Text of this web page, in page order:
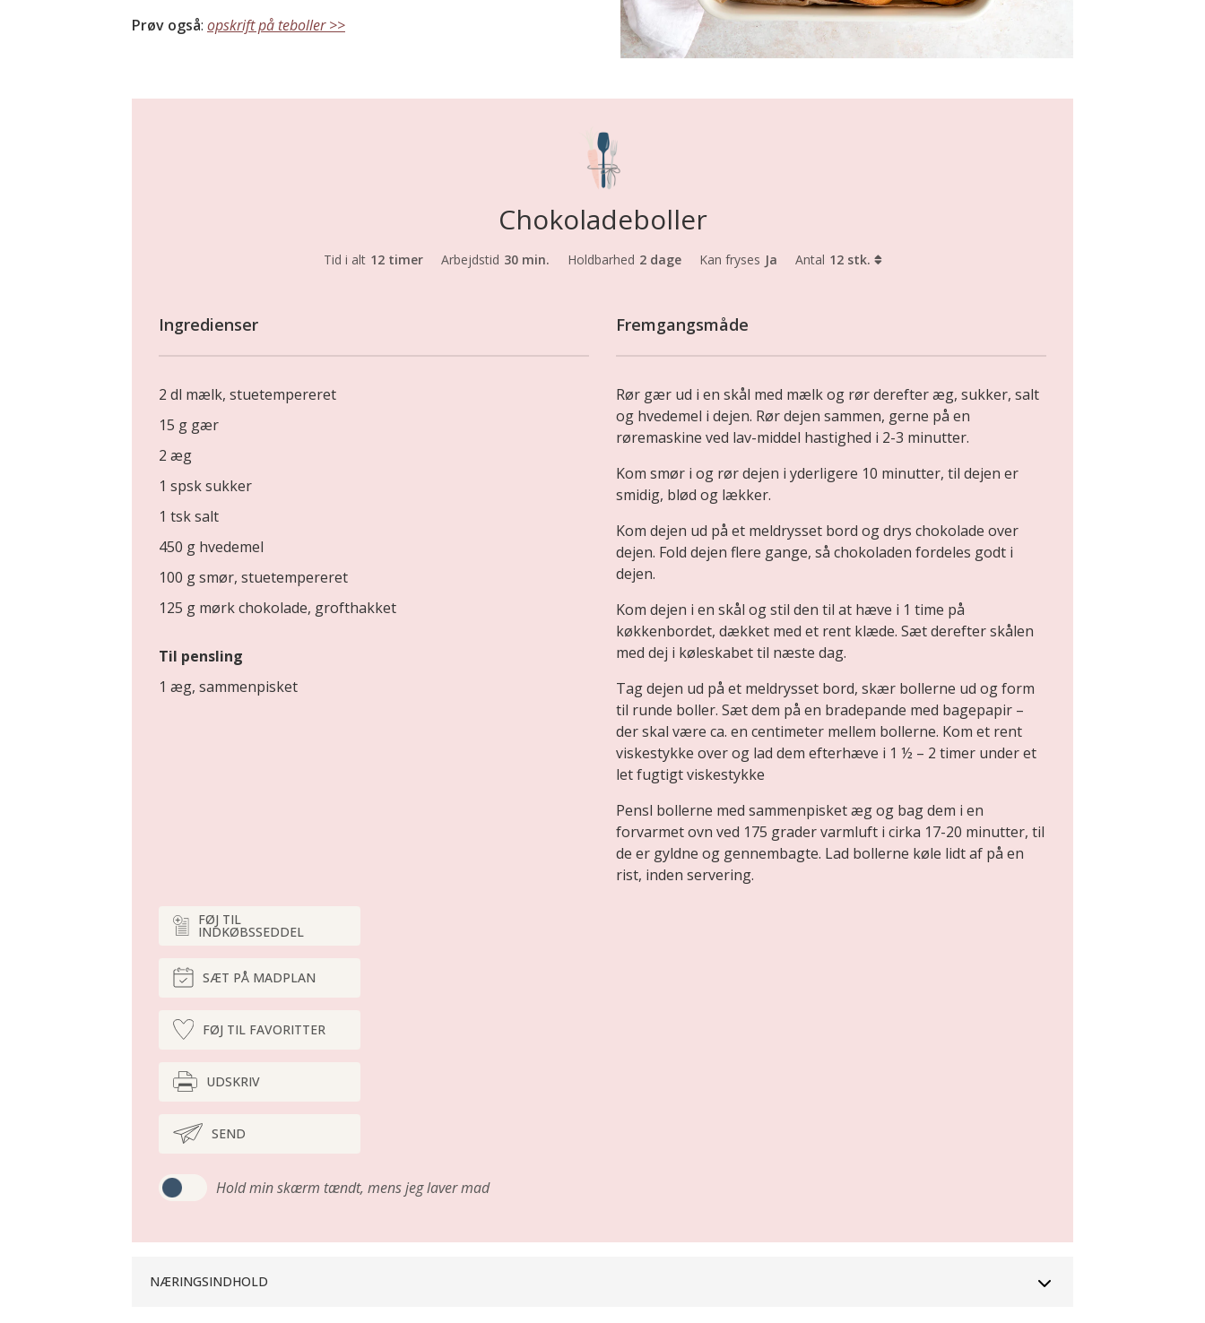
Prøv også: opskrift på teboller >>
Chokoladeboller
Tid i alt 12 timer Arbejdstid 30 min. Holdbarhed 2 dage Kan fryses Ja Antal 12 stk.
Ingredienser
2 dl mælk, stuetempereret
15 g gær
2 æg
1 spsk sukker
1 tsk salt
450 g hvedemel
100 g smør, stuetempereret
125 g mørk chokolade, grofthakket
Til pensling
1 æg, sammenpisket
Fremgangsmåde
Rør gær ud i en skål med mælk og rør derefter æg, sukker, salt
og hvedemel i dejen. Rør dejen sammen, gerne på en
røremaskine ved lav-middel hastighed i 2-3 minutter.
Kom smør i og rør dejen i yderligere 10 minutter, til dejen er
smidig, blød og lækker.
Kom dejen ud på et meldrysset bord og drys chokolade over
dejen. Fold dejen flere gange, så chokoladen fordeles godt i
dejen.
Kom dejen i en skål og stil den til at hæve i 1 time på
køkkenbordet, dækket med et rent klæde. Sæt derefter skålen
med dej i køleskabet til næste dag.
Tag dejen ud på et meldrysset bord, skær bollerne ud og form
til runde boller. Sæt dem på en bradepande med bagepapir –
der skal være ca. en centimeter mellem bollerne. Kom et rent
viskestykke over og lad dem efterhæve i 1 ½ – 2 timer under et
let fugtigt viskestykke
Pensl bollerne med sammenpisket æg og bag dem i en
forvarmet ovn ved 175 grader varmluft i cirka 17-20 minutter, til
de er gyldne og gennembagte. Lad bollerne køle lidt af på en
rist, inden servering.
FØJ TIL
INDKØBSSEDDEL
SÆT PÅ MADPLAN
FØJ TIL FAVORITTER
UDSKRIV
SEND
Hold min skærm tændt, mens jeg laver mad
NÆRINGSINDHOLD